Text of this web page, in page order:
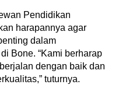
Pendidikan
harapannya agar
dalam
Bone. “Kami berharap
dengan baik dan
tuturnya.